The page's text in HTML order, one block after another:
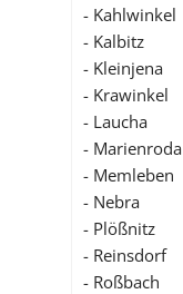
- Kahlwinkel
- Kalbitz
- Kleinjena
- Krawinkel
- Laucha
- Marienroda
- Memleben
- Nebra
- Plößnitz
- Reinsdorf
- Roßbach